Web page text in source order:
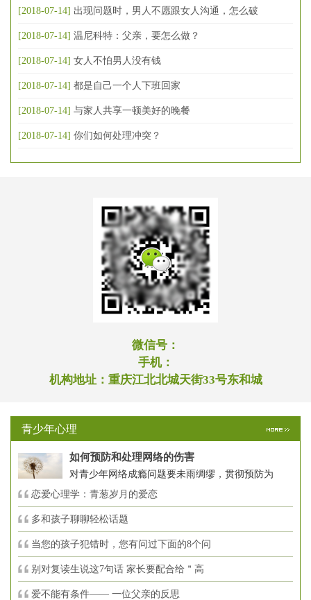
[2018-07-14] 出现问题时，男人不愿跟女人沟通，怎么破
[2018-07-14] 温尼科特：父亲，要怎么做？
[2018-07-14] 女人不怕男人没有钱
[2018-07-14] 都是自己一个人下班回家
[2018-07-14] 与家人共享一顿美好的晚餐
[2018-07-14] 你们如何处理冲突？
微信号：
手机：
机构地址： 重庆江北北城天街33号东和城
青少年心理
如何预防和处理网络的伤害
对青少年网络成瘾问题要未雨绸缪，贯彻预防为
恋爱心理学：青葱岁月的爱恋
多和孩子聊聊轻松话题
当您的孩子犯错时，您有问过下面的8个问
别对复读生说这7句话 家长要配合给＂高
爱不能有条件—— 一位父亲的反思